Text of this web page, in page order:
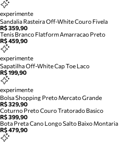
experimente
Sandalia Rasteira Off-White Couro Fivela
R$ 359,90
Tenis Branco Flatform Amarracao Preto
R$ 459,90
experimente
Sapatilha Off-White Cap Toe Laco
R$ 199,90
experimente
Bolsa Shopping Preto Mercato Grande
R$ 329,90
Coturno Preto Couro Tratorado Basico
R$ 399,90
Bota Preta Cano Longo Salto Baixo Montaria
R$ 479,90